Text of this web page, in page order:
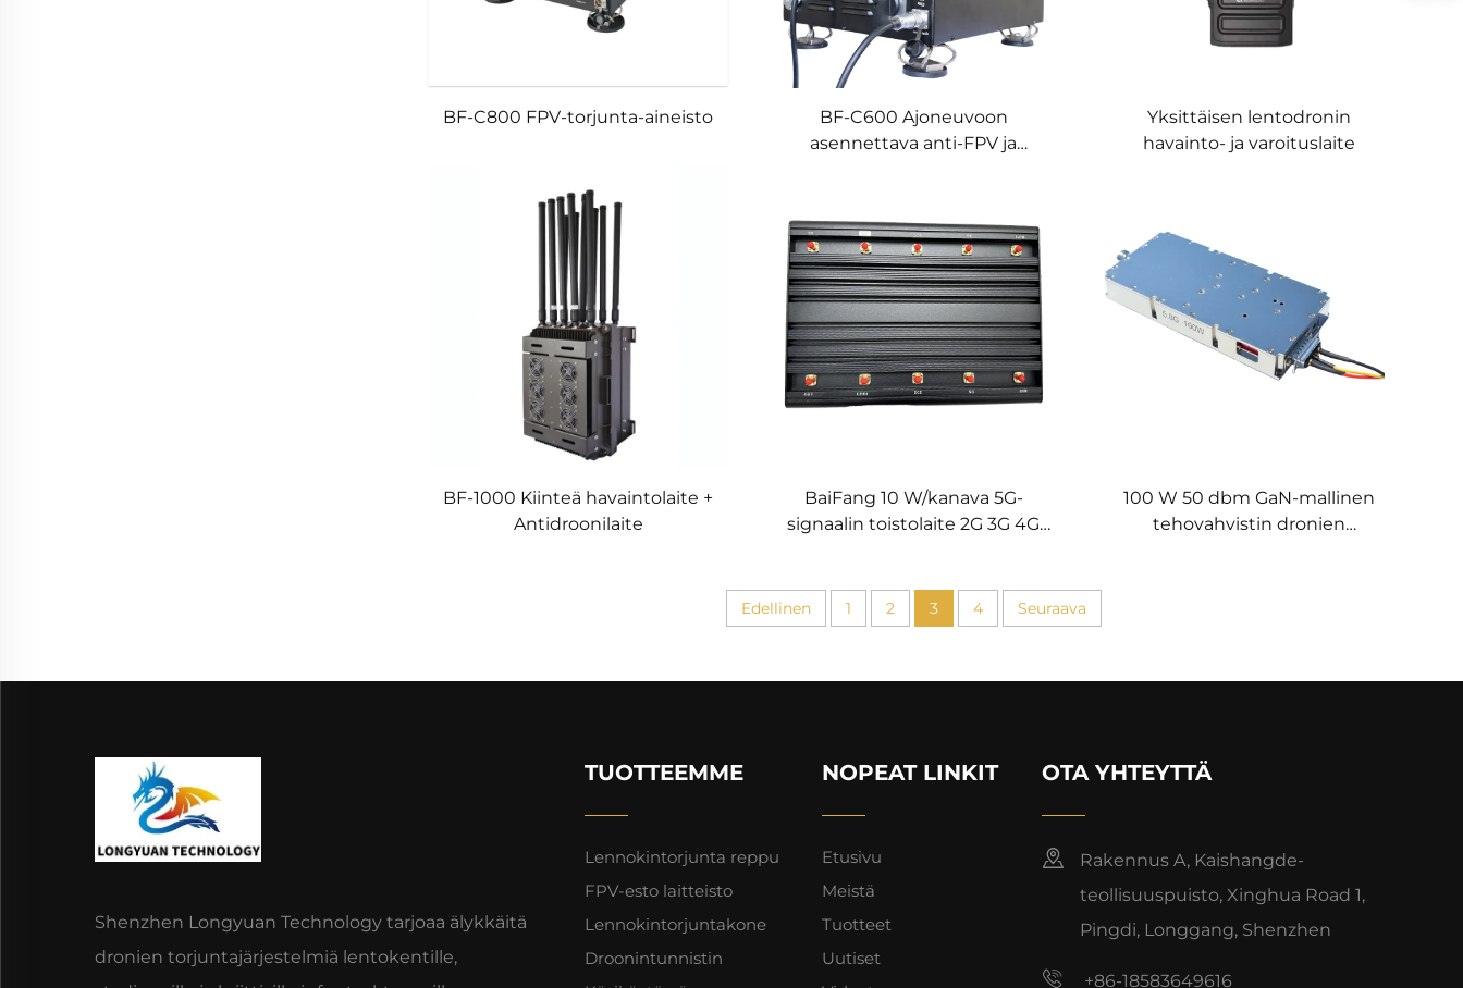
BF-C800 FPV-torjunta-aineisto
BF-C600 Ajoneuvoon
asennettava anti-FPV ja
tarkoitettu laitteisto
Yksittäisen lentodronin
havainto- ja varoituslaite
BF-1000 Kiinteä havaintolaite +
Antidroonilaite
BaiFang 10 W/kanava 5G-
signaalin toistolaite 2G 3G 4G
100 W 50 dbm GaN-mallinen
tehovahvistin dronien
Edellinen 1 2 3 4 Seuraava
Shenzhen Longyuan Technology tarjoaa älykkäitä
dronien torjuntajärjestelmiä lentokentille,
TUOTTEEMME
Lennokintorjunta reppu
FPV-esto laitteisto
Lennokintorjuntakone
Droonintunnistin
NOPEAT LINKIT
Etusivu
Meistä
Tuotteet
Uutiset
OTA YHTEYTTÄ
Rakennus A, Kaishangde-
teollisuuspuisto, Xinghua Road 1,
Pingdi, Longgang, Shenzhen
+86-18583649616